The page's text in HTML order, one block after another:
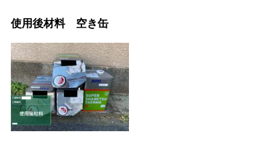
使用後材料 空き缶